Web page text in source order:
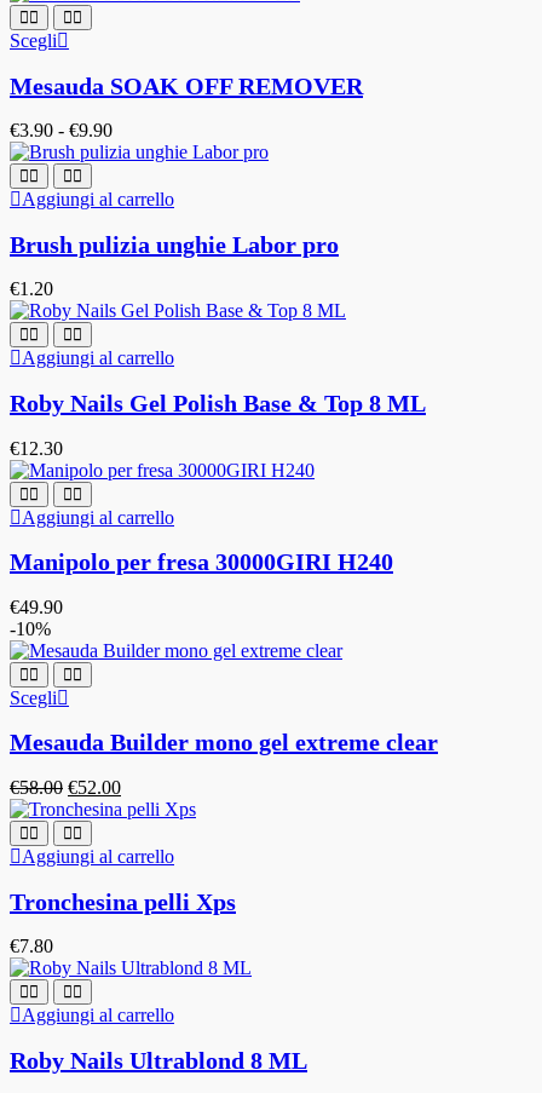
Scegli
Mesauda SOAK OFF REMOVER
€3.90 - €9.90
Aggiungi al carrello
Brush pulizia unghie Labor pro
€1.20
Aggiungi al carrello
Roby Nails Gel Polish Base & Top 8 ML
€12.30
Aggiungi al carrello
Manipolo per fresa 30000GIRI H240
€49.90
-10%
Scegli
Mesauda Builder mono gel extreme clear
€58.00 €52.00
Aggiungi al carrello
Tronchesina pelli Xps
€7.80
Aggiungi al carrello
Roby Nails Ultrablond 8 ML